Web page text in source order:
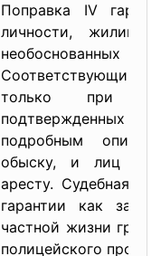
Поправка IV
личности,
Соответствующий
только при
подтвержденных
подробным
обыску, и лиц
аресту. Судебная
гарантии как
частной жизни
полицейского